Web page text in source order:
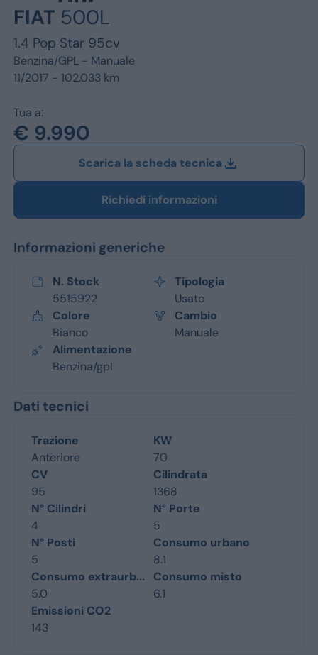
FIAT 500L
1.4 Pop Star 95cv
Benzina/GPL - Manuale
11/2017 - 102.033 km
Tua a:
€ 9.990
Scarica la scheda tecnica
Richiedi informazioni
Informazioni generiche
N. Stock
5515922
Tipologia
Usato
Colore
Bianco
Cambio
Manuale
Alimentazione
Benzina/gpl
Dati tecnici
Trazione
Anteriore
KW
70
CV
95
Cilindrata
1368
N° Cilindri
4
N° Porte
5
N° Posti
5
Consumo urbano
8.1
Consumo extraurb...
5.0
Consumo misto
6.1
Emissioni CO2
143